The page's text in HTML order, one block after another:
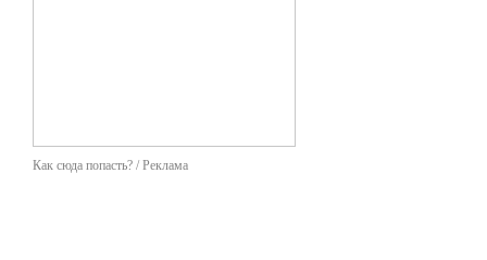
Как сюда попасть? / Реклама